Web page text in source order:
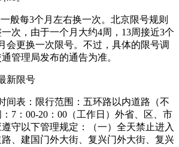
般每3个月左右换一次。北京限号规则
次，由于一个月大约4周，13周接近3个
会更换一次限号。不过，具体的限号调
管理局发布的通告为准。
新限号
间表：限行范围：五环路以内道路（不
7：00-20：00（工作日）外省、区、市
守以下管理规定：（一）全天禁止进入
、建国门外大街、复兴门外大街、复兴